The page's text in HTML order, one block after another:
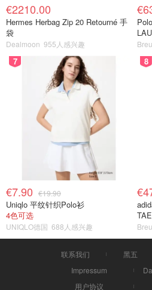
€2210.00
Hermes Herbag Zip 20 Retourné 手
袋
Dealmoon 955人感兴趣
7
€7.90 €19.90
Uniqlo 平纹针织Polo衫
4色可选
UNIQLO德国 688人感兴趣
8
色
联系我们 黑五
Impressum
用户协议